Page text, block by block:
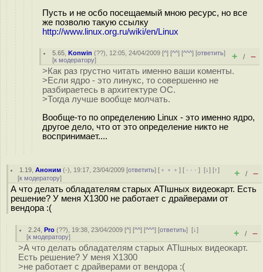
Пусть и не осбо посещаемый мною ресурс, но все
же позволю такую ссылку
http://www.linux.org.ru/wiki/en/Linux
5.65 ,Konwin (??), 12:05, 24/04/2009 [^] [^^] [^^^] [ответить]
[к модератору] + / –
>Как раз грустно читать именно ваши коменты.
>Если ядро - это линукс, то совершенно не
разбираетесь в архитектуре ОС.
>Тогда лучше вообще молчать.
Вообще-то по определению Linux - это именно ядро,
другое дело, что от это определение никто не
воспринимает....
1.19 ,Аноним (-), 19:17, 23/04/2009 [ответить] [ ﹢﹢﹢] [ · · ·][↓] [↑]
[к модератору] + / –
А что делать обладателям старых ATIшных видеокарт. Есть
решение? У меня X1300 не работает с драйверами от
вендора :(
2.24 ,Pro (??), 19:38, 23/04/2009 [^] [^^] [^^^] [ответить][↓]
[к модератору] + / –
>А что делать обладателям старых ATIшных видеокарт.
Есть решение? У меня X1300
>не работает с драйверами от вендора :(